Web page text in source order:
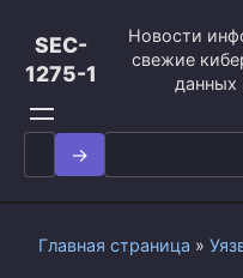
контенту
SEC-
1275-1
Новости
свежие
данных
Search
for:
Главная страница »